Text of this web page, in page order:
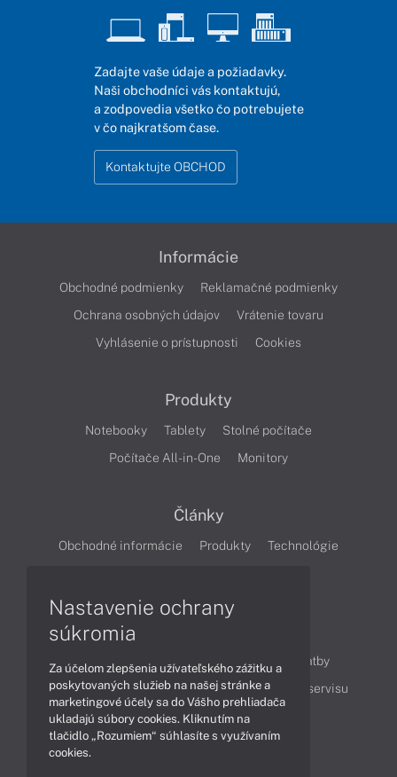
Zadajte vaše údaje a požiadavky.
Naši obchodníci vás kontaktujú,
a zodpovedia všetko čo potrebujete
v čo najkratšom čase.
Kontaktujte OBCHOD
Informácie
Obchodné podmienky
Reklamačné podmienky
Ochrana osobných údajov
Vrátenie tovaru
Vyhlásenie o prístupnosti
Cookies
Produkty
Notebooky Tablety
Stolné počítače
Počítače All-in-One
Monitory
Články
Obchodné informácie Produkty
Technológie
Ako nakupovať
Možnosti doručenia a platby
Podpora a servis
Servisné služby Cenník servisu
Kontakty
Nastavenie ochrany
súkromia
Za účelom zlepšenia užívateľského zážitku a
poskytovaných služieb na našej stránke a
marketingové účely sa do Vášho prehliadača
ukladajú súbory cookies. Kliknutím na
tlačidlo „Rozumiem“ súhlasíte s využívaním
cookies.